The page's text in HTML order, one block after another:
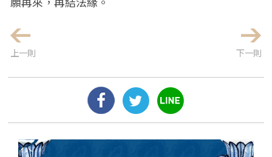
上一則 下一則